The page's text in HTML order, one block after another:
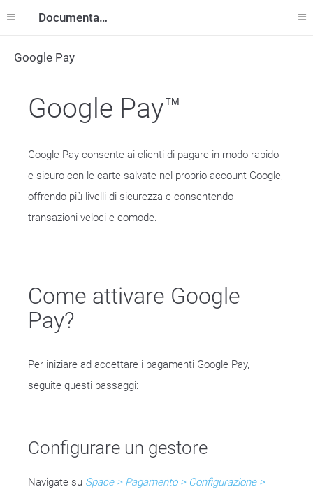
Documentazione
Google Pay
Google Pay™
Google Pay consente ai clienti di pagare in modo rapido
e sicuro con le carte salvate nel proprio account Google,
offrendo più livelli di sicurezza e consentendo
transazioni veloci e comode.
Come attivare Google
Pay?
Per iniziare ad accettare i pagamenti Google Pay,
seguite questi passaggi:
Configurare un gestore
Navigate su Space > Pagamento > Configurazione >